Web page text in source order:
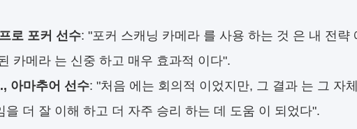
로 포커 선수: "포커 스캐닝 카메라 를 사용 하는 것 은 내 전략
카메라 는 신중 하고 매우 효과적 이다".
아마추어 선수: "처음 에는 회의적 이었지만, 그 결과 는 그 자
을 더 잘 이해 하고 더 자주 승리 하는 데 도움 이 되었다".